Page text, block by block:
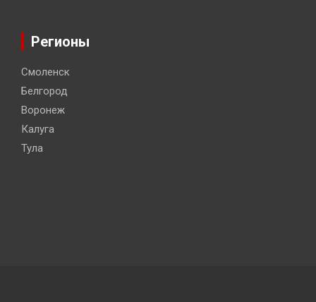
Регионы
Смоленск
Белгород
Воронеж
Калуга
Тула